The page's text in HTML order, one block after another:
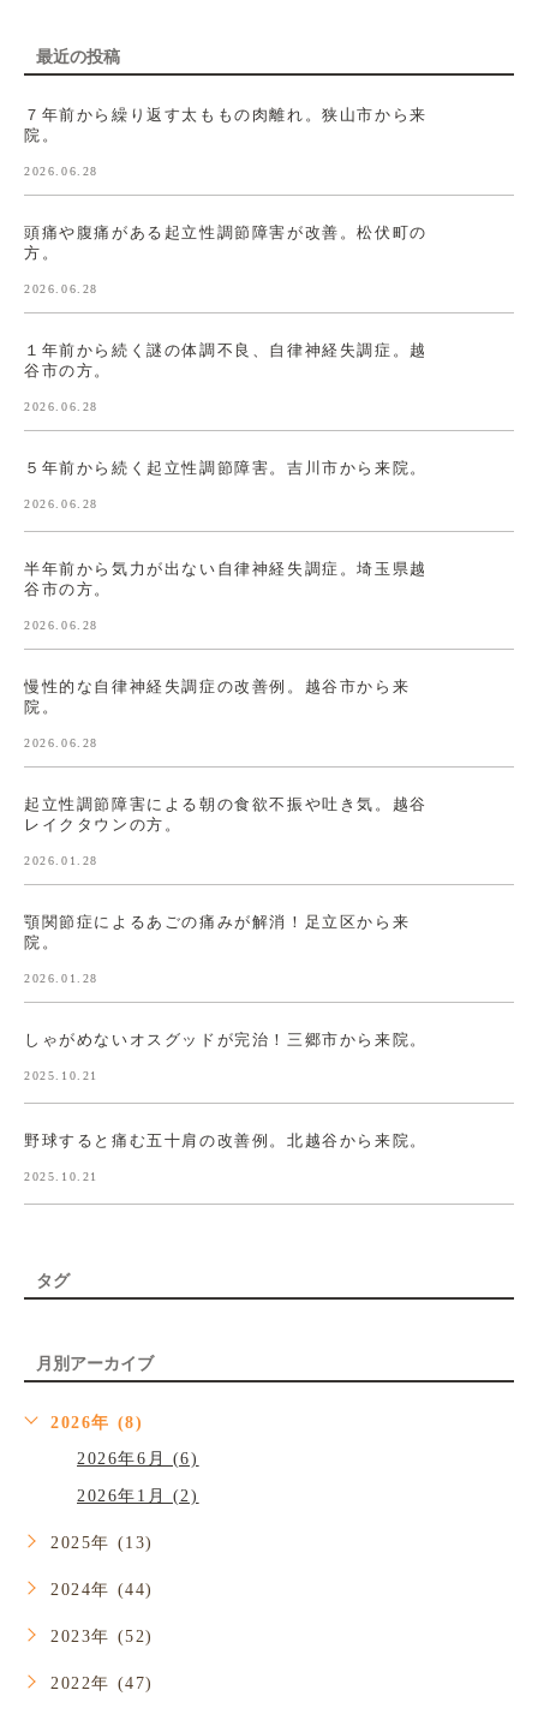
最近の投稿
７年前から繰り返す太ももの肉離れ。狭山市から来
院。
2026.06.28
頭痛や腹痛がある起立性調節障害が改善。松伏町の
方。
2026.06.28
１年前から続く謎の体調不良、自律神経失調症。越
谷市の方。
2026.06.28
５年前から続く起立性調節障害。吉川市から来院。
2026.06.28
半年前から気力が出ない自律神経失調症。埼玉県越
谷市の方。
2026.06.28
慢性的な自律神経失調症の改善例。越谷市から来
院。
2026.06.28
起立性調節障害による朝の食欲不振や吐き気。越谷
レイクタウンの方。
2026.01.28
顎関節症によるあごの痛みが解消！足立区から来
院。
2026.01.28
しゃがめないオスグッドが完治！三郷市から来院。
2025.10.21
野球すると痛む五十肩の改善例。北越谷から来院。
2025.10.21
タグ
月別アーカイブ
2026年 (8)
2026年6月 (6)
2026年1月 (2)
2025年 (13)
2024年 (44)
2023年 (52)
2022年 (47)